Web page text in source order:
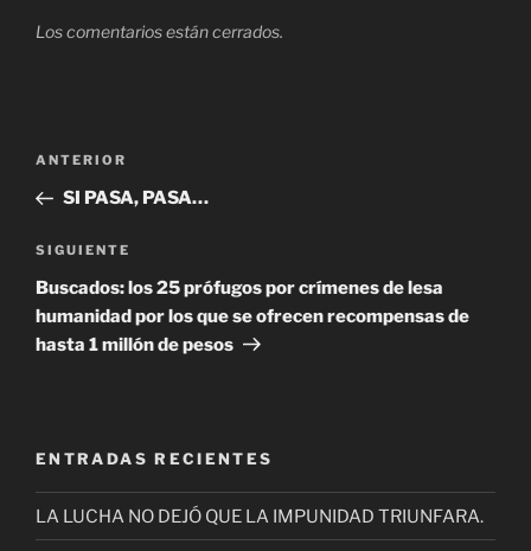
Los comentarios están cerrados.
Navegación
entradas
Entrada
anterior
ANTERIOR
SI PASA, PASA…
Siguiente
entrada
SIGUIENTE
Buscados: los 25 prófugos por crímenes de lesa
humanidad por los que se ofrecen recompensas de
hasta 1 millón de pesos
ENTRADAS RECIENTES
LA LUCHA NO DEJÓ QUE LA IMPUNIDAD TRIUNFARA.